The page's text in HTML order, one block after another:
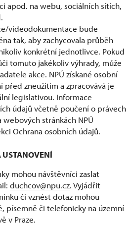
apod. na webu, sociálních sítích,
videodokumentace bude
tak, aby zachycovala průběh
konkrétní jednotlivce. Pokud
tomuto jakékoliv výhrady, může
akce. NPÚ získané osobní
před zneužitím a zpracovává je
legislativou. Informace
údajů včetně poučení o právech
webových stránkách NPÚ
Ochrana osobních údajů.
USTANOVENÍ
mohou návštěvníci zaslat
duchcov@npu.cz. Vyjádřit
či vznést dotaz mohou
písemně či telefonicky na územní
v Praze.